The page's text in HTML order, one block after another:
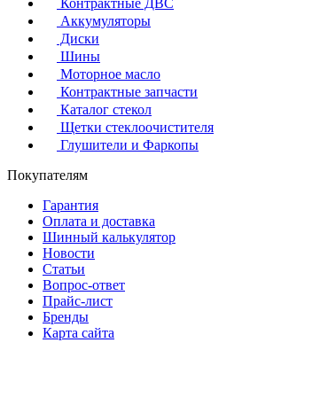
Контрактные ДВС
Аккумуляторы
Диски
Шины
Моторное масло
Контрактные запчасти
Каталог стекол
Щетки стеклоочистителя
Глушители и Фаркопы
Покупателям
Гарантия
Оплата и доставка
Шинный калькулятор
Новости
Статьи
Вопрос-ответ
Прайс-лист
Бренды
Карта сайта